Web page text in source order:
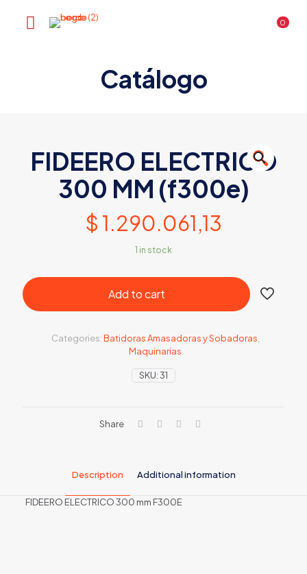
0
Catálogo
🔍
FIDEERO ELECTRICO
300 MM (f300e)
$ 1.290.061,13
1 in stock
Add to cart
SKU:31
Categories:Batidoras Amasadoras y Sobadoras
Maquinarias
Share
Description Additional information
FIDEERO ELECTRICO 300 mm F300E